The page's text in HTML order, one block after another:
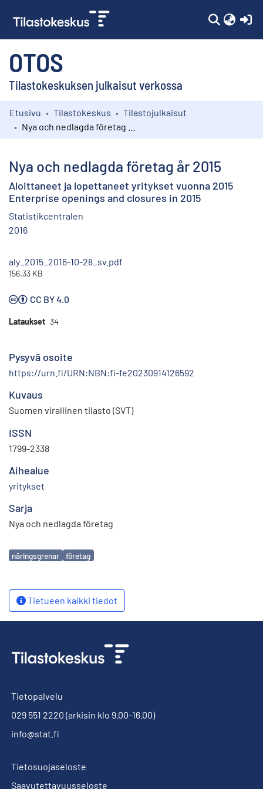
OTOS
Tilastokeskuksen julkaisut verkossa
Kokoelmat
Etusivu Tilastokeskus
Tilastojulkaisut
Nya och nedlagda företag år 2015
Aloittaneet ja lopettaneet yritykset vuonna 2015
Enterprise openings and closures in 2015
Statistikcentralen
2016
aly_2015_2016-10-28_sv.pdf
156.33 KB
CC BY 4.0
Lataukset 34
Pysyvä osoite
https://urn.fi/URN:NBN:fi-fe20230914126592
Kuvaus
Suomen virallinen tilasto (SVT)
ISSN
1799-2338
Aihealue
yritykset
Sarja
Nya och nedlagda företag
Avainsanat
näringsgrenar företag
Tietueen kaikki tiedot
Tietopalvelu
029 551 2220 (arkisin klo 9.00-16.00)
info@stat.fi
Tietosuojaseloste
Saavutettavuusseloste